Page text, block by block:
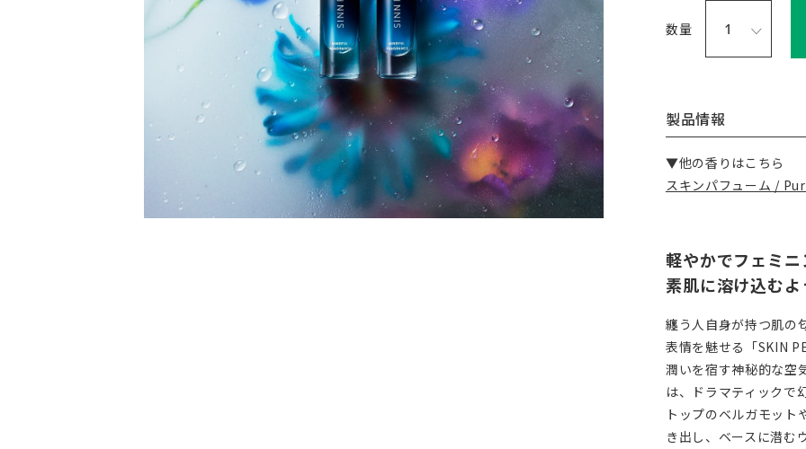
数量
製品情報
▼他の香りはこちら
スキンパフューム /
軽やかでフェミ
素肌に溶け込む
纏う人自身が持つ肌の
表情を魅せる「SKIN
潤いを宿す神秘的な空
は、ドラマティックで
トップのベルガモット
き出し、ベースに潜む